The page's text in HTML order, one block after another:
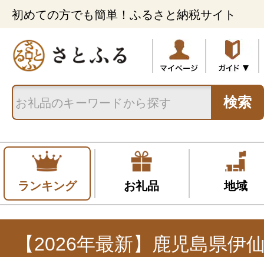
初めての方でも簡単！ふるさと納税サイト
検索
ランキング お礼品 地域
【2026年最新】鹿児島県伊